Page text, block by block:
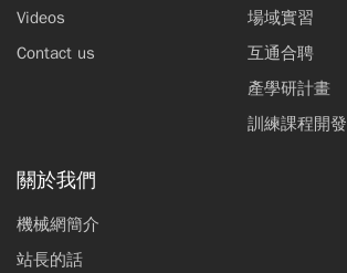
Videos
Contact us
場域實習
互通合聘
產學研計畫
訓練課程開發
關於我們
機械網簡介
站長的話